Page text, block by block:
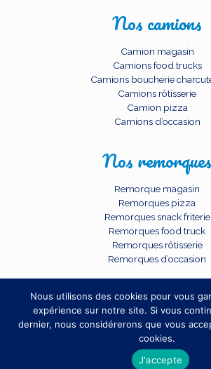
Nos camions
Camion magasin
Camions food trucks
Camions boucherie
Camions rôtisserie
Camion pizza
Camions d’occasion
Nos remorques
Remorque magasin
Remorques pizza
Remorques snack friterie
Remorques food truck
Remorques rôtisserie
Remorques d’occasion
© 2026 BCC SARL. TOUS DROITS
Nous utilisons des cookies pour vous
expérience sur notre site. Si vous
dernier, nous considérerons que vous
cookies.
J'accepte